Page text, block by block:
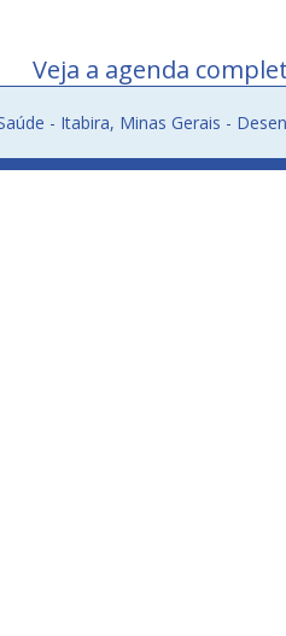
Veja a agenda
- Itabira, Minas Gerais -